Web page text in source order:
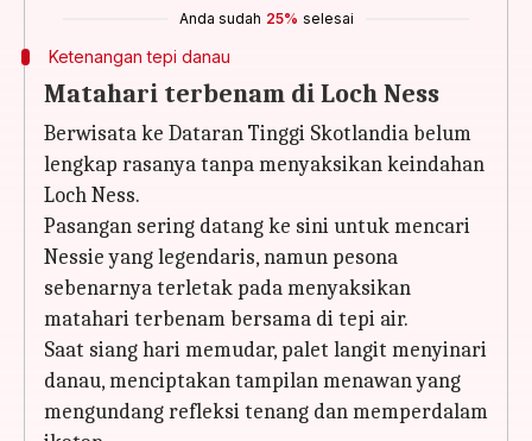
Anda sudah 25% selesai
Ketenangan tepi danau
Matahari terbenam di Loch Ness
Berwisata ke Dataran Tinggi Skotlandia belum
lengkap rasanya tanpa menyaksikan keindahan
Loch Ness.
Pasangan sering datang ke sini untuk mencari
Nessie yang legendaris, namun pesona
sebenarnya terletak pada menyaksikan
matahari terbenam bersama di tepi air.
Saat siang hari memudar, palet langit menyinari
danau, menciptakan tampilan menawan yang
mengundang refleksi tenang dan memperdalam